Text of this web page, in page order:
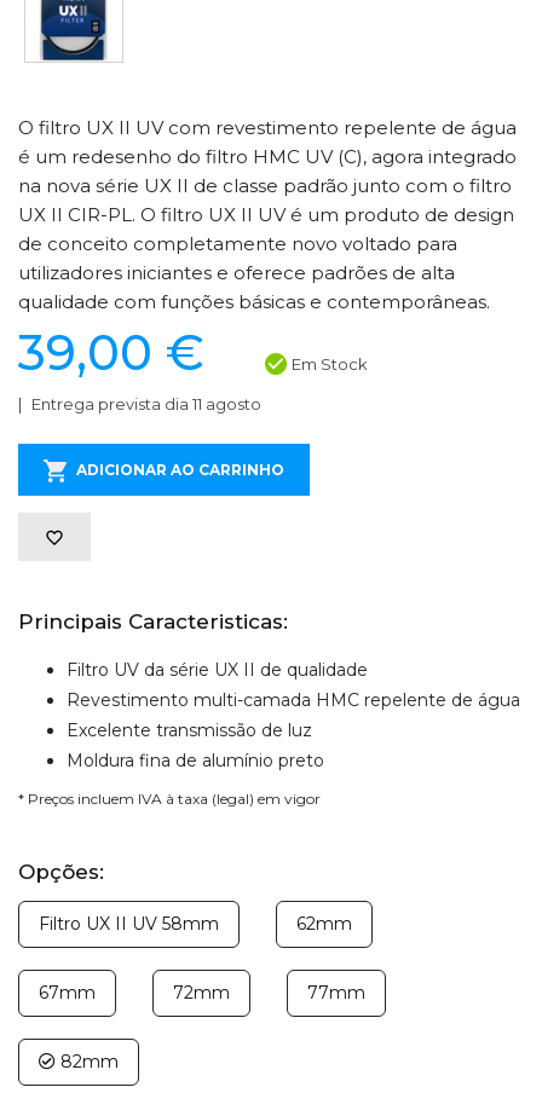
O filtro UX II UV com revestimento repelente de água
é um redesenho do filtro HMC UV (C), agora integrado
na nova série UX II de classe padrão junto com o filtro
UX II CIR-PL. O filtro UX II UV é um produto de design
de conceito completamente novo voltado para
utilizadores iniciantes e oferece padrões de alta
qualidade com funções básicas e contemporâneas.
39,00 € Em Stock
Entrega prevista dia 11 agosto
ADICIONAR AO CARRINHO
Principais Caracteristicas:
Filtro UV da série UX II de qualidade
Revestimento multi-camada HMC repelente de água
Excelente transmissão de luz
Moldura fina de alumínio preto
* Preços incluem IVA à taxa (legal) em vigor
Opções:
Filtro UX II UV 58mm 62mm
67mm 72mm 77mm
82mm